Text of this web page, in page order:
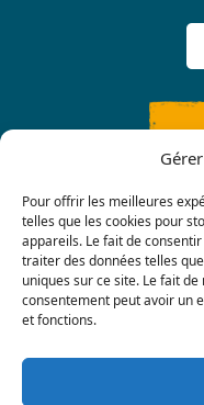
Pour offrir les meilleures
telles que les cookies pour
appareils. Le fait de
traiter des données telles
uniques sur ce site. Le fait
consentement peut avoir un
et fonctions.